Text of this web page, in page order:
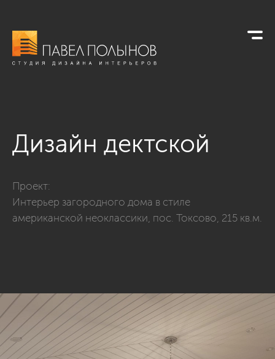
Дизайн дектской
Проект:
Интерьер загородного дома в стиле
американской неоклассики, пос. Токсово, 215 кв.м.